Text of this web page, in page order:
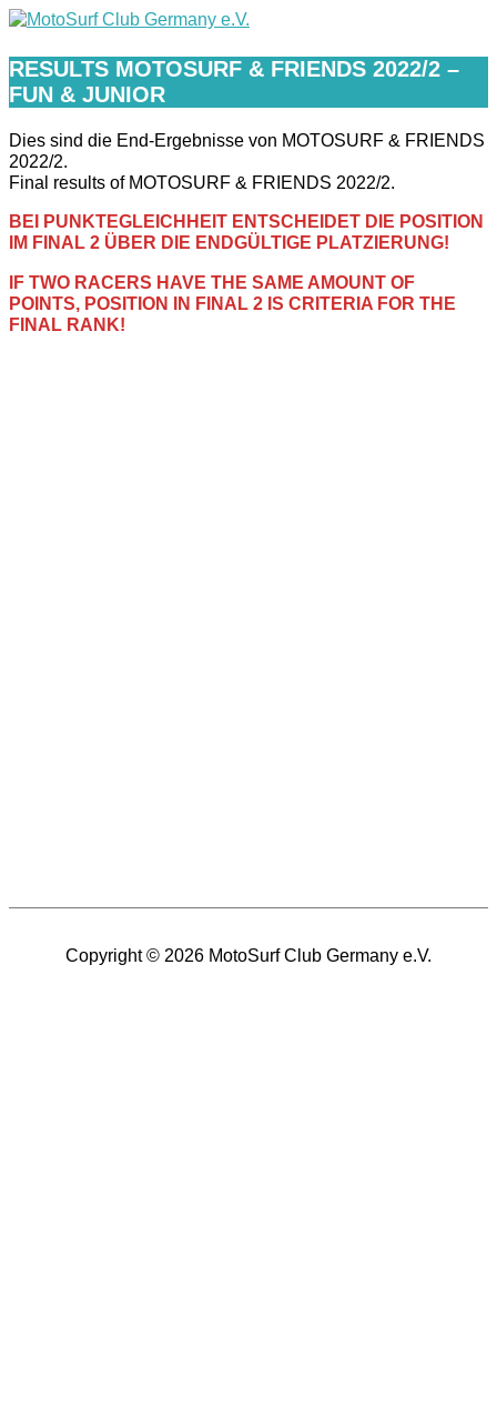
Zum
springenHauptmenü
RESULTS MOTOSURF & FRIENDS 2022/2 –
FUN & JUNIOR
Dies sind die End-Ergebnisse von MOTOSURF & FRIENDS
2022/2.
Final results of MOTOSURF & FRIENDS 2022/2.
BEI PUNKTEGLEICHHEIT ENTSCHEIDET DIE POSITION
IM FINAL 2 ÜBER DIE ENDGÜLTIGE PLATZIERUNG!
IF TWO RACERS HAVE THE SAME AMOUNT OF
POINTS, POSITION IN FINAL 2 IS CRITERIA FOR THE
FINAL RANK!
Copyright © 2026 MotoSurf Club Germany e.V.